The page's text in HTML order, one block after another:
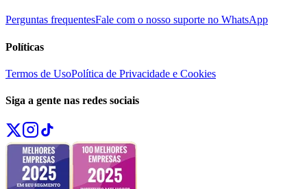
Perguntas frequentesFale com o nosso suporte no WhatsApp
Políticas
Termos de UsoPolítica de Privacidade e Cookies
Siga a gente nas redes sociais